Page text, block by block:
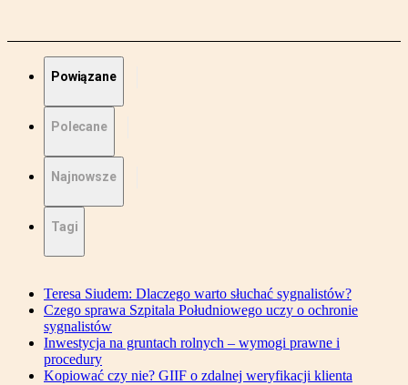
Powiązane
Polecane
Najnowsze
Tagi
Teresa Siudem: Dlaczego warto słuchać sygnalistów?
Czego sprawa Szpitala Południowego uczy o ochronie
sygnalistów
Inwestycja na gruntach rolnych – wymogi prawne i
procedury
Kopiować czy nie? GIIF o zdalnej weryfikacji klienta